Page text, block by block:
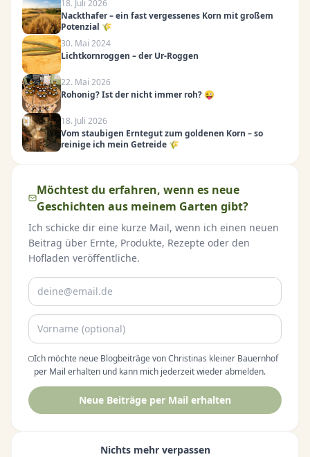
18. Juli 2026
Nackthafer – ein fast vergessenes Korn mit großem
Potenzial 🌾
30. Mai 2024
Lichtkornroggen – der Ur-Roggen
22. Mai 2026
Rohonig? Ist der nicht immer roh? 😜
18. Juli 2026
Vom staubigen Erntegut zum goldenen Korn – so
reinige ich mein Getreide 🌾
Möchtest du erfahren, wenn es neue
Geschichten aus meinem Garten gibt?
Ich schicke dir eine kurze Mail, wenn ich einen neuen
Beitrag über Ernte, Produkte, Rezepte oder den
Hofladen veröffentliche.
Ich möchte neue Blogbeiträge von Christinas kleiner Bauernhof
per Mail erhalten und kann mich jederzeit wieder abmelden.
Neue Beiträge per Mail erhalten
Nichts mehr verpassen